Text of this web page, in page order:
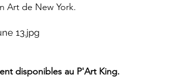
Art de New York.
13.jpg
disponibles au P'Art King.